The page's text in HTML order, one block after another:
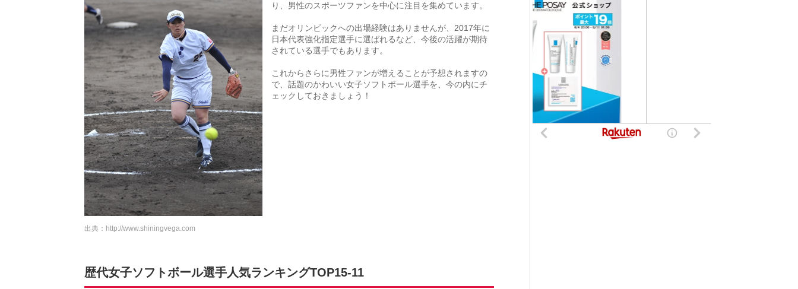
り、男性のスポーツファンを中心に注目を集めています。
まだオリンピックへの出場経験はありませんが、2017年に
日本代表強化指定選手に選ばれるなど、今後の活躍が期待
されている選手でもあります。
これからさらに男性ファンが増えることが予想されますの
で、話題のかわいい女子ソフトボール選手を、今の内にチ
ェックしておきましょう！
出典： http://www.shiningvega.com
歴代女子ソフトボール選手人気ランキングTOP15-11